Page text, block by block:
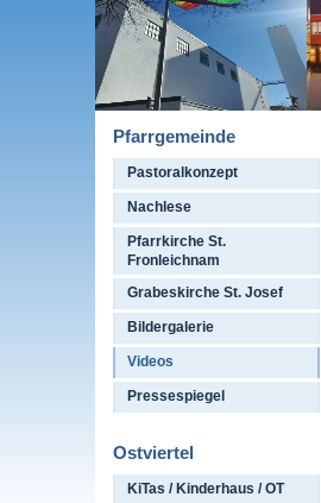
Pfarrgemeinde
Pastoralkonzept
Nachlese
Pfarrkirche St.
Fronleichnam
Grabeskirche St. Josef
Bildergalerie
Videos
Pressespiegel
Ostviertel
KiTas / Kinderhaus / OT